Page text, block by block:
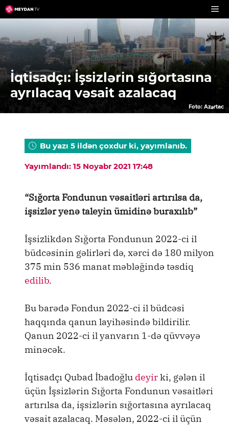
Skip
to
content
İqtisadçı: İşsizlərin sığortasına
ayrılacaq vəsait azalacaq
Foto: Azərtac
Bu yazı 5 ildən çoxdur ki, yayımlanıb.
Yayımlandı: 15 Noyabr 2021 17:48
“Sığorta Fondunun vəsaitləri artırılsa da,
işsizlər yenə taleyin ümidinə buraxılıb”
İşsizlikdən Sığorta Fondunun 2022-ci il
büdcəsinin gəlirləri də, xərci də 180 milyon
375 min 536 manat məbləğində təsdiq
edilib.
Bu barədə Fondun 2022-ci il büdcəsi
haqqında qanun layihəsində bildirilir.
Qanun 2022-ci il yanvarın 1-də qüvvəyə
minəcək.
İqtisadçı Qubad İbadoğlu deyirki, gələn il
üçün İşsizlərin Sığorta Fondunun vəsaitləri
artırılsa da, işsizlərin sığortasına ayrılacaq
vəsait azalacaq. Məsələn, 2022-ci il üçün